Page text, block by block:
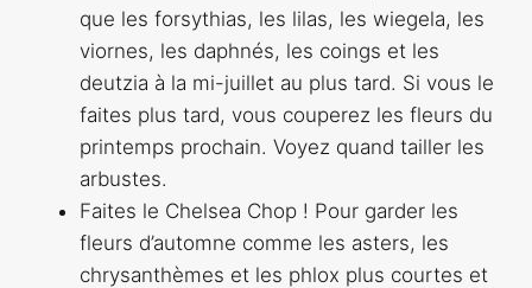
que les forsythias, les lilas, les wiegela, les
viornes, les daphnés, les coings et les
deutzia à la mi-juillet au plus tard. Si vous le
faites plus tard, vous couperez les fleurs du
printemps prochain. Voyez quand tailler les
arbustes.
Faites le Chelsea Chop ! Pour garder les
fleurs d’automne comme les asters, les
chrysanthèmes et les phlox plus courtes et